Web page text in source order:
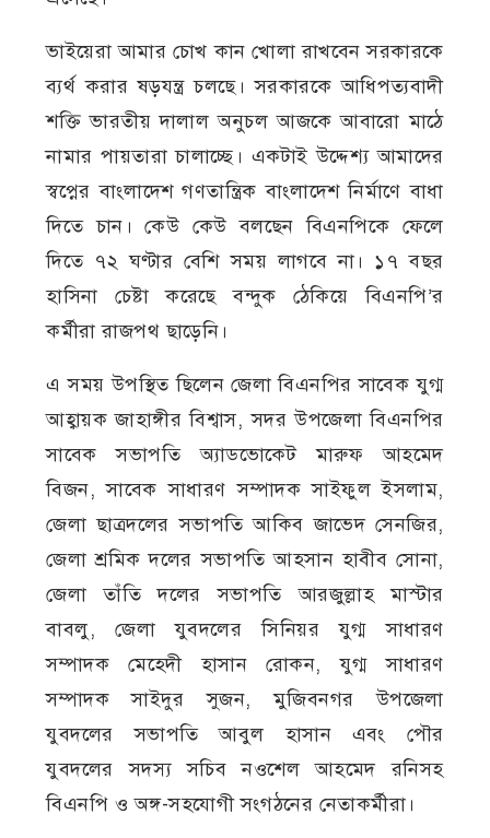
ভাইয়েরা আমার চোখ কান খোলা রাখবেন সরকারকে
ব্যর্থ করার ষড়যন্ত্র চলছে। সরকারকে আধিপত্যবাদী
শক্তি ভারতীয় দালাল অনুচল আজকে আবারো মাঠে
নামার পায়তারা চালাচ্ছে। একটাই উদ্দেশ্য আমাদের
স্বপ্নের বাংলাদেশ গণতান্ত্রিক বাংলাদেশ নির্মাণে বাধা
দিতে চান। কেউ কেউ বলছেন বিএনপিকে ফেলে
দিতে ৭২ ঘণ্টার বেশি সময় লাগবে না। ১৭ বছর
হাসিনা চেষ্টা করেছে বন্দুক ঠেকিয়ে বিএনপি’র
কর্মীরা রাজপথ ছাড়েনি।
এ সময় উপস্থিত ছিলেন জেলা বিএনপির সাবেক যুগ্ম
আহ্বায়ক জাহাঙ্গীর বিশ্বাস, সদর উপজেলা বিএনপির
সাবেক সভাপতি অ্যাডভোকেট মারুফ আহমেদ
বিজন, সাবেক সাধারণ সম্পাদক সাইফুল ইসলাম,
জেলা ছাত্রদলের সভাপতি আকিব জাভেদ সেনজির,
জেলা শ্রমিক দলের সভাপতি আহসান হাবীব সোনা,
জেলা তাঁতি দলের সভাপতি আরজুল্লাহ মাস্টার
বাবলু, জেলা যুবদলের সিনিয়র যুগ্ম সাধারণ
সম্পাদক মেহেদী হাসান রোকন, যুগ্ম সাধারণ
সম্পাদক সাইদুর সুজন, মুজিবনগর উপজেলা
যুবদলের সভাপতি আবুল হাসান এবং পৌর
যুবদলের সদস্য সচিব নওশেল আহমেদ রনিসহ
বিএনপি ও অঙ্গ-সহযোগী সংগঠনের নেতাকর্মীরা।